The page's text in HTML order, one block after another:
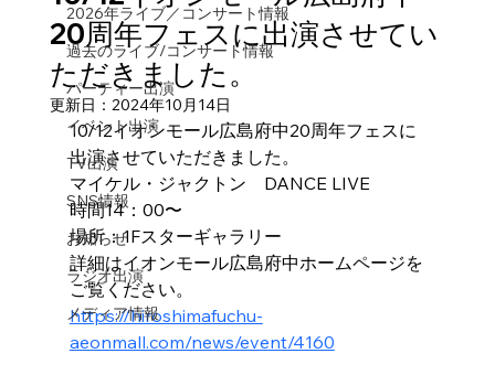
2026年ライブ／コンサート情報
過去のライブ/コンサート情報
パーティー出演
イベント出演
TV出演
SNS情報
お知らせ
ラジオ出演
メディア情報
20周年フェスに出演させてい
ただきました。
更新日： 2024年10月14日
10/12イオンモール広島府中20周年フェスに
出演させていただきました。
マイケル・ジャクトン　DANCE LIVE
時間14：00〜
場所：1Fスターギャラリー
詳細はイオンモール広島府中ホームページを
ご覧ください。
https://hiroshimafuchu-
aeonmall.com/news/event/4160